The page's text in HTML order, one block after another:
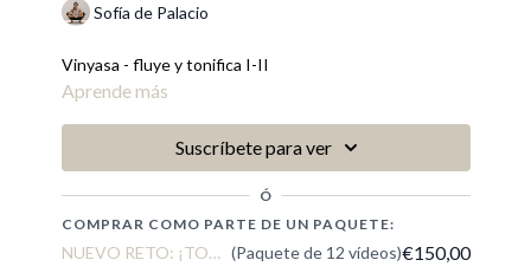
Sofía de Palacio
Vinyasa - fluye y tonifica I-II
Aprende más
Suscríbete para ver
Ó
COMPRAR COMO PARTE DE UN PAQUETE:
NUEVO RETO: ¡TODAVÍA ESTÁS A TIEMPO! (Paquete de 12 vídeos)€150,00